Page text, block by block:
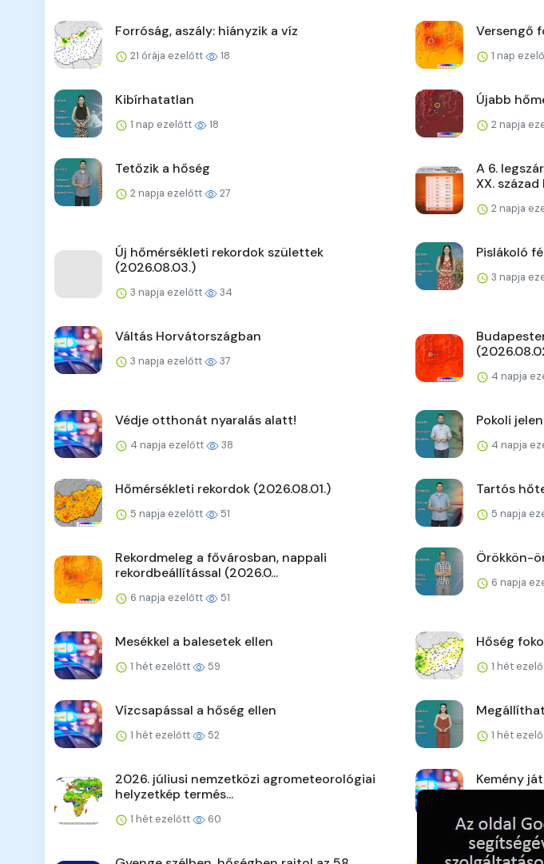
Forróság, aszály: hiányzik a víz
21 órája ezelőtt 18
Versengő
1 nap
Kibírhatatlan
1 nap ezelőtt 18
Újabb
2 napja
Tetőzik a hőség
2 napja ezelőtt 27
A 6.
XX. század
2 napja
Új hőmérsékleti rekordok születtek
(2026.08.03.)
3 napja ezelőtt 34
Pislákoló
3 napja
Váltás Horvátországban
3 napja ezelőtt 37
4 napja
Védje otthonát nyaralás alatt!
4 napja ezelőtt 38
Pokoli
4 napja
Hőmérsékleti rekordok (2026.08.01.)
5 napja ezelőtt 51
Tartós
5 napja
Rekordmeleg a fővárosban, nappali
rekordbeállítással (2026.0...
6 napja ezelőtt 51
Örökkön-
6 napja
Mesékkel a balesetek ellen
1 hét ezelőtt 59
Hőség
1 hét
Vízcsapással a hőség ellen
1 hét ezelőtt 52 1 hét
2026. júliusi nemzetközi agrometeorológiai
helyzetkép termés...
1 hét ezelőtt 60
Kemény